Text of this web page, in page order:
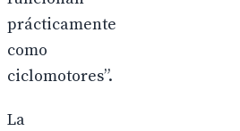
prácticamente
como
ciclomotores”.
La